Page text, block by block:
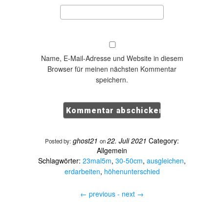
Name, E-Mail-Adresse und Website in diesem
Browser für meinen nächsten Kommentar
speichern.
Posted by: ghost21 on22. Juli 2021 Category:
Allgemein
Schlagwörter: 23mal5m, 30-50cm, ausgleichen,
erdarbeiten, höhenunterschied
← previous - next →